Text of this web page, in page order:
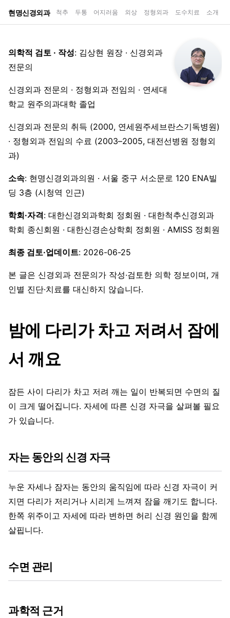
현명신경외과 척추 두통 어지러움 외상 정형외과 도수치료 소개
의학적 검토 · 작성: 김상현 원장 · 신경외과
전문의
신경외과 전문의 · 정형외과 전임의 · 연세대
학교 원주의과대학 졸업
신경외과 전문의 취득 (2000, 연세원주세브란스기독병원)
· 정형외과 전임의 수료 (2003–2005, 대전선병원 정형외
과)
소속: 현명신경외과의원 · 서울 중구 서소문로 120 ENA빌
딩 3층 (시청역 인근)
학회·자격: 대한신경외과학회 정회원 · 대한척추신경외과
학회 종신회원 · 대한신경손상학회 정회원 · AMISS 정회원
최종 검토·업데이트: 2026-06-25
본 글은 신경외과 전문의가 작성·검토한 의학 정보이며, 개
인별 진단·치료를 대신하지 않습니다.
밤에 다리가 차고 저려서 잠에
서 깨요
잠든 사이 다리가 차고 저려 깨는 일이 반복되면 수면의 질
이 크게 떨어집니다. 자세에 따른 신경 자극을 살펴볼 필요
가 있습니다.
자는 동안의 신경 자극
누운 자세나 잠자는 동안의 움직임에 따라 신경 자극이 커
지면 다리가 저리거나 시리게 느껴져 잠을 깨기도 합니다.
한쪽 위주이고 자세에 따라 변하면 허리 신경 원인을 함께
살핍니다.
수면 관리
과학적 근거